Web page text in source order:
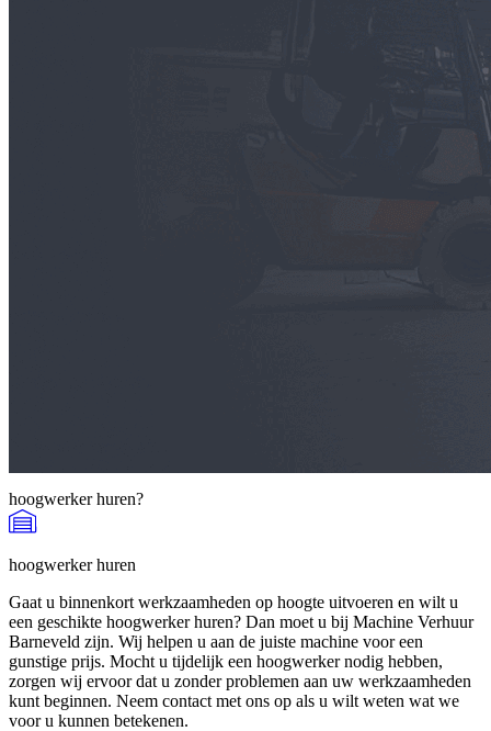
hoogwerker huren?
hoogwerker huren
Gaat u binnenkort werkzaamheden op hoogte uitvoeren en wilt u
een geschikte hoogwerker huren? Dan moet u bij Machine Verhuur
Barneveld zijn. Wij helpen u aan de juiste machine voor een
gunstige prijs. Mocht u tijdelijk een hoogwerker nodig hebben,
zorgen wij ervoor dat u zonder problemen aan uw werkzaamheden
kunt beginnen. Neem contact met ons op als u wilt weten wat we
voor u kunnen betekenen.